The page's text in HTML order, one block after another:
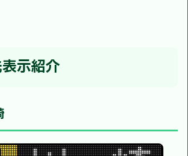
示紹介